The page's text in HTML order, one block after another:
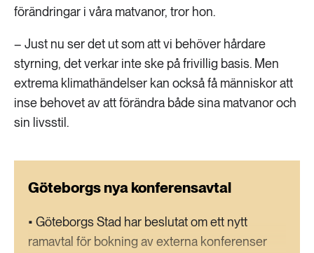
förändringar i våra matvanor, tror hon.
– Just nu ser det ut som att vi behöver hårdare
styrning, det verkar inte ske på frivillig basis. Men
extrema klimathändelser kan också få människor att
inse behovet av att förändra både sina matvanor och
sin livsstil.
Göteborgs nya konferensavtal
• Göteborgs Stad har beslutat om ett nytt
ramavtal för bokning av externa konferenser